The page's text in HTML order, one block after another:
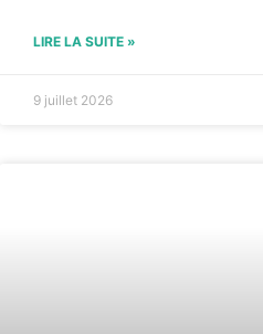
LIRE LA SUITE »
9 juillet 2026